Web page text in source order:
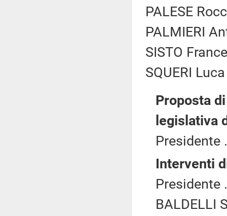
PALESE
PALMIERI
SISTO
SQUERI
Proposta
legislativa
Presidente
Interventi
Presidente
BALDELLI